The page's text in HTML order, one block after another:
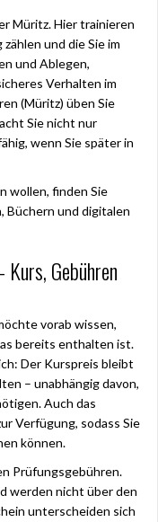
Müritz. Hier trainieren
und die Sie im
und Ablegen,
Verhalten im
(Müritz) üben Sie
Sie nicht nur
wenn Sie später in
wollen, finden Sie
Büchern und digitalen
Gebühren
vorab wissen,
bereits enthalten ist.
Der Kurspreis bleibt
– unabhängig davon,
Auch das
Verfügung, sodass Sie
können.
Prüfungsgebühren.
werden nicht über den
unterscheiden sich